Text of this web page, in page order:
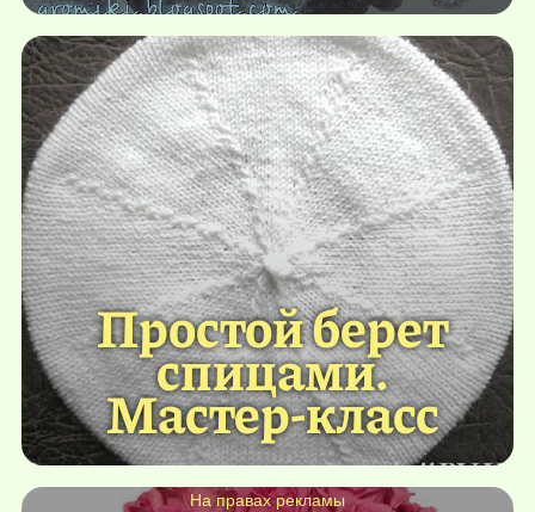
Простой берет
спицами.
Мастер-класс
На правах рекламы